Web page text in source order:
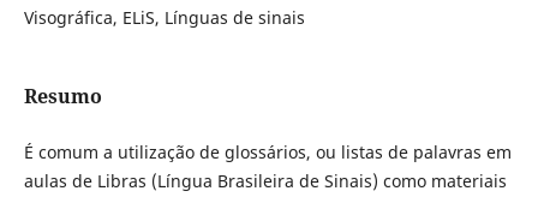
Visográfica, ELiS, Línguas de sinais
Resumo
É comum a utilização de glossários, ou listas de palavras em
aulas de Libras (Língua Brasileira de Sinais) como materiais